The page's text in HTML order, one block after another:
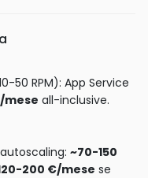
50 RPM): App Service
mese all-inclusive.
~70-150
200 €/mese se